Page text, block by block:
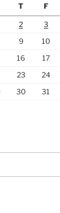
T F
2 3
9 10
16 17
23 24
30
31